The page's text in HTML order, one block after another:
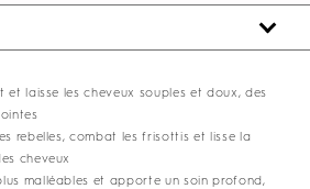
et laisse les cheveux souples et doux, des
rebelles, combat les frisottis et lisse la
cheveux
malléables et apporte un soin profond,